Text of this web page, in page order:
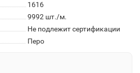
1616
9992 шт./м.
Не подлежит сертификации
Перо